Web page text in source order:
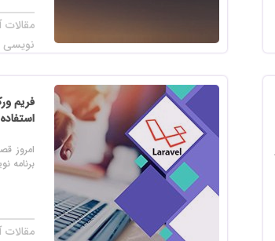
مقالات
نویسی
امروز
برنامه
مقالات